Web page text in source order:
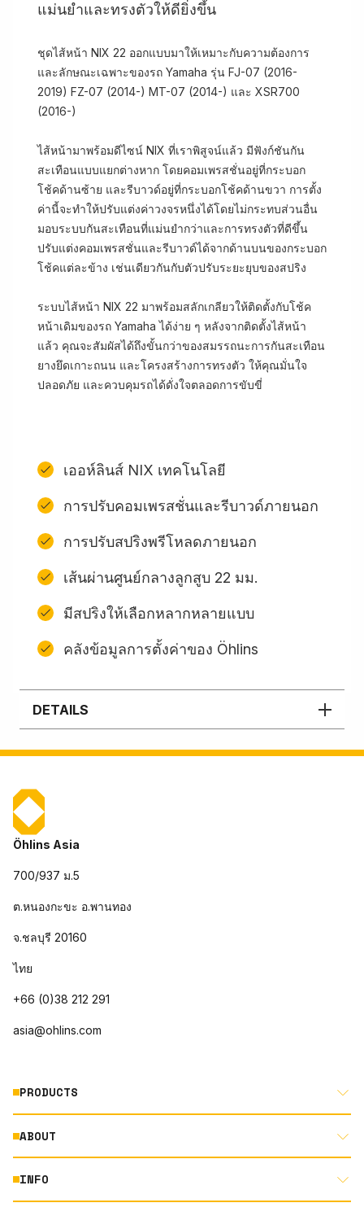
แม่นยำและทรงตัวให้ดียิ่งขึ้น
ชุดไส้หน้า NIX 22 ออกแบบมาให้เหมาะกับความต้องการ
และลักษณะเฉพาะของรถ Yamaha รุ่น FJ-07 (2016-
2019) FZ-07 (2014-) MT-07 (2014-) และ XSR700
(2016-)
ไส้หน้ามาพร้อมดีไซน์ NIX ที่เราพิสูจน์แล้ว มีฟังก์ชันกัน
สะเทือนแบบแยกต่างหาก โดยคอมเพรสชั่นอยู่ที่กระบอก
โช้คด้านซ้าย และรีบาวด์อยู่ที่กระบอกโช้คด้านขวา การตั้ง
ค่านี้จะทำให้ปรับแต่งค่าวงจรหนึ่งได้โดยไม่กระทบส่วนอื่น
มอบระบบกันสะเทือนที่แม่นยำกว่าและการทรงตัวที่ดีขึ้น
ปรับแต่งคอมเพรสชั่นและรีบาวด์ได้จากด้านบนของกระบอก
โช้คแต่ละข้าง เช่นเดียวกันกับตัวปรับระยะยุบของสปริง
ระบบไส้หน้า NIX 22 มาพร้อมสลักเกลียวให้ติดตั้งกับโช้ค
หน้าเดิมของรถ Yamaha ได้ง่าย ๆ หลังจากติดตั้งไส้หน้า
แล้ว คุณจะสัมผัสได้ถึงขั้นกว่าของสมรรถนะการกันสะเทือน
ยางยึดเกาะถนน และโครงสร้างการทรงตัว ให้คุณมั่นใจ
ปลอดภัย และควบคุมรถได้ดั่งใจตลอดการขับขี่
เออห์ลินส์ NIX เทคโนโลยี
การปรับคอมเพรสชั่นและรีบาวด์ภายนอก
การปรับสปริงพรีโหลดภายนอก
เส้นผ่านศูนย์กลางลูกสูบ 22 มม.
มีสปริงให้เลือกหลากหลายแบบ
คลังข้อมูลการตั้งค่าของ Öhlins
DETAILS
Öhlins Asia
700/937 ม.5
ต.หนองกะขะ อ.พานทอง
จ.ชลบุรี 20160
ไทย
+66 (0)38 212 291
asia@ohlins.com
PRODUCTS
MOTORCYCLE
AUTOMOTIVE
ABOUT
ABOUT US
INFO